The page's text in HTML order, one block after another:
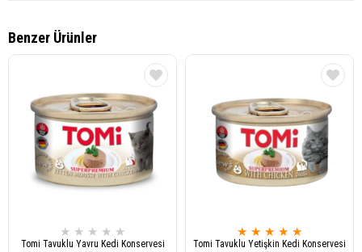
Benzer Ürünler
★ ★ ★ ★ ★
Tomi Tavuklu Yavru Kedi Konservesi
★ ★ ★ ★ ★
Tomi Tavuklu Yetişkin Kedi Konservesi